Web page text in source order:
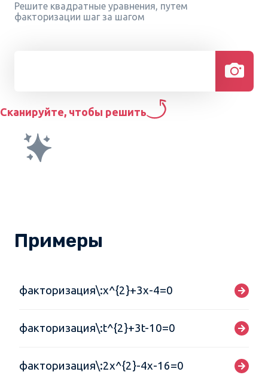
Решите квадратные уравнения, путем
факторизации шаг за шагом
Сканируйте, чтобы решить
Примеры
факторизация\:x^{2}+3x-4=0
факторизация\:t^{2}+3t-10=0
факторизация\:2x^{2}-4x-16=0